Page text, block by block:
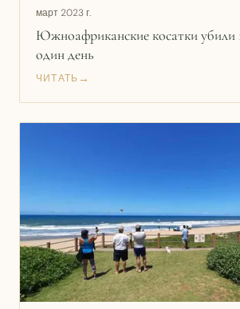
март 2023 г.
Южноафриканские косатки убили
один день
ЧИТАТЬ →